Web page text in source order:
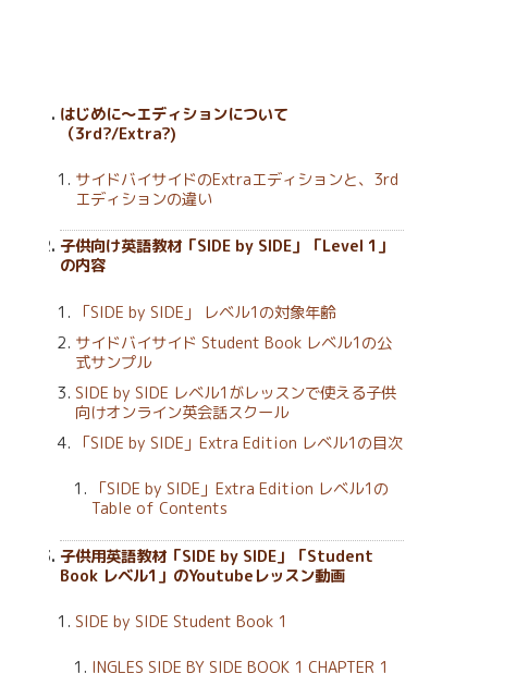
はじめに〜エディションについて
（3rd?/Extra?)
サイドバイサイドのExtraエディションと、3rd
エディションの違い
子供向け英語教材「SIDE by SIDE」「Level 1」
の内容
「SIDE by SIDE」 レベル1の対象年齢
サイドバイサイド Student Book レベル1の公
式サンプル
SIDE by SIDE レベル1がレッスンで使える子供
向けオンライン英会話スクール
「SIDE by SIDE」Extra Edition レベル1の目次
「SIDE by SIDE」Extra Edition レベル1の
Table of Contents
子供用英語教材「SIDE by SIDE」「Student
Book レベル1」のYoutubeレッスン動画
SIDE by SIDE Student Book 1
INGLES SIDE BY SIDE BOOK 1 CHAPTER 1